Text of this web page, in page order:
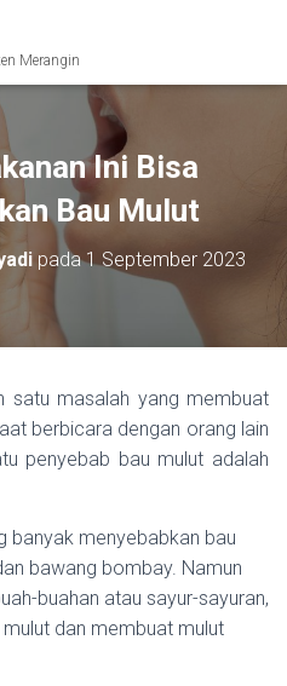
Merangin
Ini Bisa
Bau Mulut
pada1 September 2023
satu masalah yang membuat
berbicara dengan orang lain
penyebab bau mulut adalah
banyak menyebabkan bau
bawang bombay. Namun
buahan atau sayur-sayuran,
dan membuat mulut